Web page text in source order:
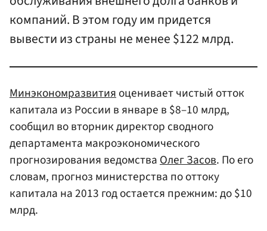
компаний. В этом году им придется
вывести из страны не менее $122 млрд.
Минэкономразвития оценивает чистый отток
капитала из России в январе в $8–10 млрд,
сообщил во вторник директор сводного
департамента макроэкономического
прогнозирования ведомства Олег Засов. По его
словам, прогноз министерства по оттоку
капитала на 2013 год остается прежним: до $10
млрд.